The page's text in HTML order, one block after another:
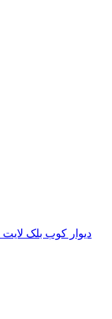
دیوار کوب بلک لایت